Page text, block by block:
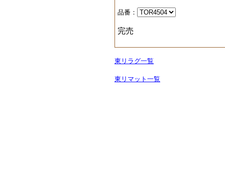
品番：
完売
東リラグ一覧
東リマット一覧